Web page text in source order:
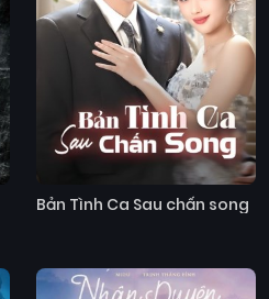
Bản Tình Ca Sau chấn song